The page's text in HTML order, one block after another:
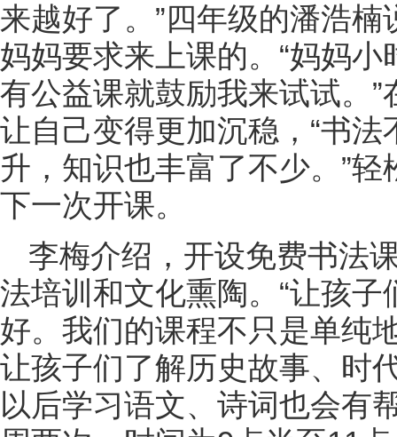
来越好了。”四年级的潘浩
妈妈要求来上课的。“妈妈
有公益课就鼓励我来试试。
让自己变得更加沉稳，“书
升，知识也丰富了不少。”
下一次开课。
李梅介绍，开设免费书法
法培训和文化熏陶。“让孩
好。我们的课程不只是单纯
让孩子们了解历史故事、时
以后学习语文、诗词也会有